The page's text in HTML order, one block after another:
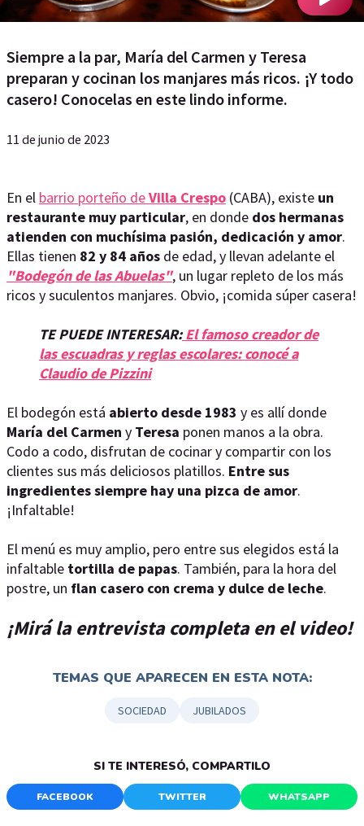
Siempre a la par, María del Carmen y Teresa
preparan y cocinan los manjares más ricos. ¡Y todo
casero! Conocelas en este lindo informe.
11 de junio de 2023
En el barrio porteño deVilla Crespo (CABA), existe un
restaurante muy particular, en donde dos hermanas
atienden con muchísima pasión, dedicación y amor.
Ellas tienen 82 y 84 años de edad, y llevan adelante el
"Bodegón de las Abuelas", un lugar repleto de los más
ricos y suculentos manjares. Obvio, ¡comida súper casera!
TE PUEDE INTERESAR:El famoso creador de
las escuadras y reglas escolares: conocé a
Claudio de Pizzini
El bodegón está abierto desde 1983 y es allí donde
María del Carmen y Teresa ponen manos a la obra.
Codo a codo, disfrutan de cocinar y compartir con los
clientes sus más deliciosos platillos. Entre sus
ingredientes siempre hay una pizca de amor.
¡Infaltable!
El menú es muy amplio, pero entre sus elegidos está la
infaltable tortilla de papas. También, para la hora del
postre, un flan casero con crema y dulce de leche.
¡Mirá la entrevista completa en el video!
TEMAS QUE APARECEN EN ESTA NOTA:
SOCIEDAD JUBILADOS
SI TE INTERESÓ, COMPARTILO
FACEBOOK TWITTER WHATSAPP